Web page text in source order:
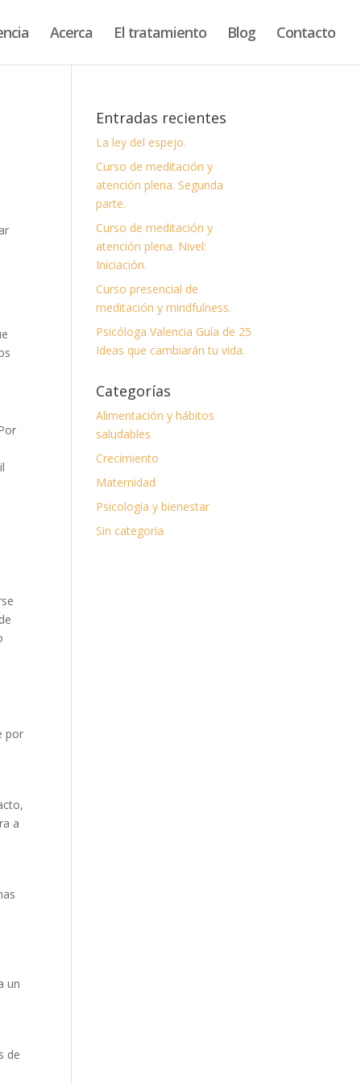
Acerca El tratamiento Blog Contacto
por
a
un
de
Entradas recientes
La ley del espejo.
Curso de meditación y
atención plena. Segunda
parte.
Curso de meditación y
atención plena. Nivel:
Iniciación.
Curso presencial de
meditación y mindfulness.
Psicóloga Valencia Guía de 25
Ideas que cambiarán tu vida.
Categorías
Alimentación y hábitos
saludables
Crecimiento
Maternidad
Psicología y bienestar
Sin categoría